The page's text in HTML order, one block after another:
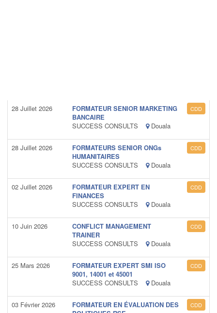
28 Juillet 2026
FORMATEUR SENIOR MARKETING
BANCAIRE
SUCCESS CONSULTS
Douala
CDD
28 Juillet 2026
FORMATEURS SENIOR ONGs
HUMANITAIRES
SUCCESS CONSULTS
Douala
CDD
02 Juillet 2026
FORMATEUR EXPERT EN
FINANCES
SUCCESS CONSULTS
Douala
CDD
10 Juin 2026
CONFLICT MANAGEMENT
TRAINER
SUCCESS CONSULTS
Douala
CDD
25 Mars 2026
FORMATEUR EXPERT SMI ISO
9001, 14001 et 45001
SUCCESS CONSULTS
Douala
CDD
03 Février 2026
FORMATEUR EN ÉVALUATION DES
CDD